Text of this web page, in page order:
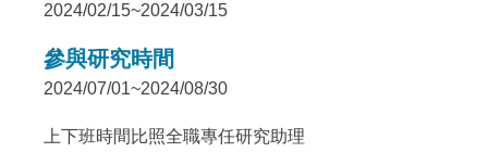
2024/02/15~2024/03/15
參與研究時間
2024/07/01~2024/08/30
上下班時間比照全職專任研究助理